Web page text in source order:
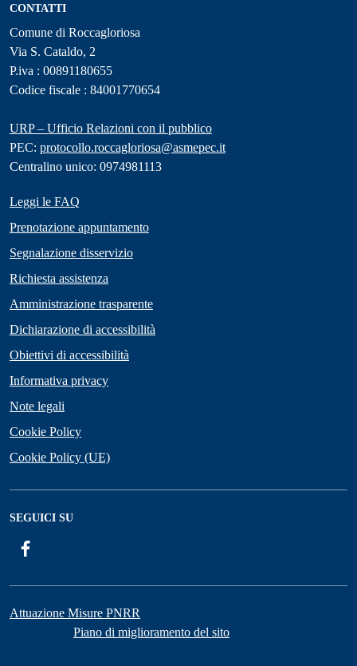
CONTATTI
Comune di Roccagloriosa
Via S. Cataldo, 2
P.iva : 00891180655
Codice fiscale : 84001770654
URP – Ufficio Relazioni con il pubblico
PEC: protocollo.roccagloriosa@asmepec.it
Centralino unico: 0974981113
Leggi le FAQ
Prenotazione appuntamento
Segnalazione disservizio
Richiesta assistenza
Amministrazione trasparente
Dichiarazione di accessibilità
Obiettivi di accessibilità
Informativa privacy
Note legali
Cookie Policy
Cookie Policy (UE)
SEGUICI SU
Attuazione Misure PNRR
Piano di miglioramento del sito